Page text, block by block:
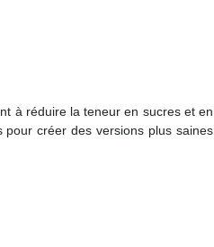
à réduire la teneur en sucres et en
pour créer des versions plus saines